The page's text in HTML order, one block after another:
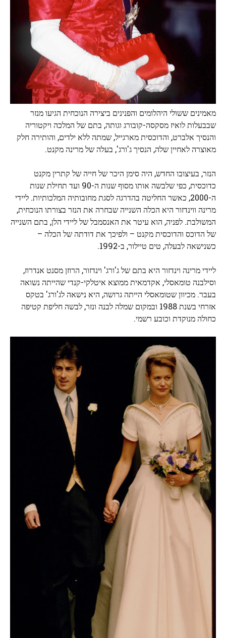
מאמינים ששולי היהלומים והפנינים ביצירה הנוכחית הגיעו מנזר
שבבעלות לואיז מסקסה-קובורג וגותה, בתם של המלכה ויקטוריה
והנסיך אלברט, והדוכסית מארגייל, שמתה ללא ילדים, והותירה חלק
מאוצרה לאחיין שלה, הנסיך ג'ורג', בעלה של מרינה מקנט.
הנזר, בעיצובו החדש, היה סימן היכר של חייה של קתרין מקנט
כדוכסית, כפי שלבשה אותו מסוף שנות ה-90 ועד תחילת שנות
ה-2000, כאשר החליטה בהדרגה לסגת מחובותיה המלכותיות. ליידי
מרינה ווינדזור היא הכלה השנייה שבחרה את הנזר בצורתו הנוכחית,
המשולבת. לפניה, הוא עיטר את האנסמבל של ליידי הלן, בתם השנייה
של הדוכס והדוכסית מקנט – ולפיכך את דודתה של הכלה –
כשנישאה לבעלה, טים טיילור, ב-1992.
ליידי מרינה וינדזור היא בתם של ג'ורג' וינדזור, הרוזן מסנט אנדרוז,
וסילבנה טומאסלי, אקדמאית ממוצא איטלקי-קנדי שהייתה נשואה
בעבר. מכיוון שטומאסלי הייתה גרושה, היא נישאה לג'ורג' בטקס
אזרחי בשנת 1988 ובמקום שמלה לבנה ונזר, לבשה חליפת קטיפה
כחולה מנוקדת וכובע רשמי.